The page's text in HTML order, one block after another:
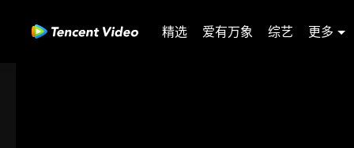
精选 爱有万象 综艺 更多